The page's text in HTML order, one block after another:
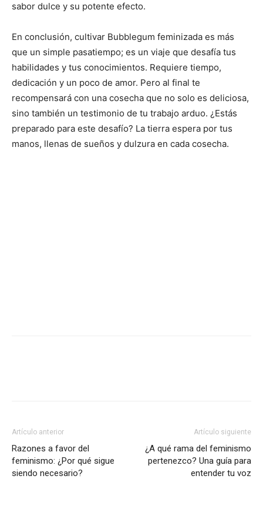
sabor dulce y su potente efecto.
En conclusión, cultivar Bubblegum feminizada es más
que un simple pasatiempo; es un viaje que desafía tus
habilidades y tus conocimientos. Requiere tiempo,
dedicación y un poco de amor. Pero al final te
recompensará con una cosecha que no solo es deliciosa,
sino también un testimonio de tu trabajo arduo. ¿Estás
preparado para este desafío? La tierra espera por tus
manos, llenas de sueños y dulzura en cada cosecha.
Artículo anterior
Razones a favor del
feminismo: ¿Por qué sigue
siendo necesario?
Artículo siguiente
¿A qué rama del feminismo
pertenezco? Una guía para
entender tu voz